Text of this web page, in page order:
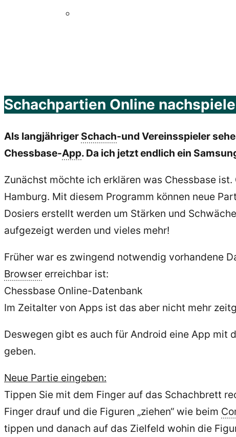
Schachpartien Online
Als langjähriger Schach-und Vereinsspieler
Chessbase-App. Da ich jetzt endlich ein
Zunächst möchte ich erklären was Chessbase
Hamburg. Mit diesem Programm können neue
Dosiers erstellt werden um Stärken und
aufgezeigt werden und vieles mehr!
Früher war es zwingend notwendig vorhandene
Browser erreichbar ist:
Chessbase Online-Datenbank
Im Zeitalter von Apps ist das aber nicht mehr
Deswegen gibt es auch für Android eine App mit
geben.
Neue Partie eingeben:
Tippen Sie mit dem Finger auf das Schachbrett
Finger drauf und die Figuren „ziehen“ wie beim
tippen und danach auf das Zielfeld wohin die